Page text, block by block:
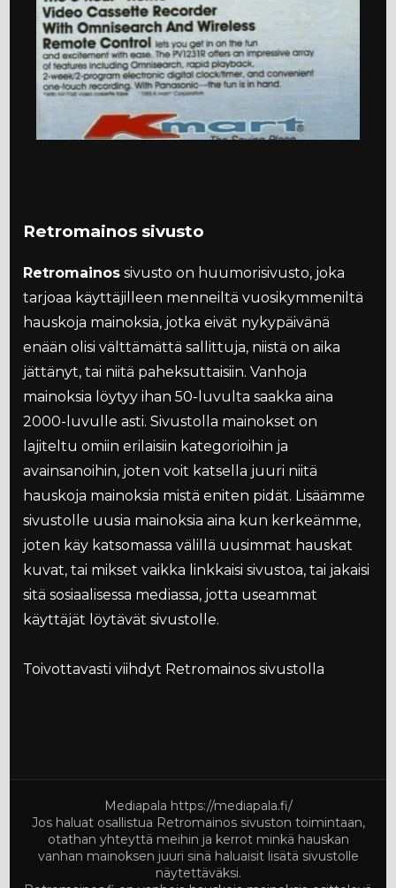
Retromainos sivusto
Retromainos sivusto on huumorisivusto, joka
tarjoaa käyttäjilleen menneiltä vuosikymmeniltä
hauskoja mainoksia, jotka eivät nykypäivänä
enään olisi välttämättä sallittuja, niistä on aika
jättänyt, tai niitä paheksuttaisiin. Vanhoja
mainoksia löytyy ihan 50-luvulta saakka aina
2000-luvulle asti. Sivustolla mainokset on
lajiteltu omiin erilaisiin kategorioihin ja
avainsanoihin, joten voit katsella juuri niitä
hauskoja mainoksia mistä eniten pidät. Lisäämme
sivustolle uusia mainoksia aina kun kerkeämme,
joten käy katsomassa välillä uusimmat hauskat
kuvat, tai mikset vaikka linkkaisi sivustoa, tai jakaisi
sitä sosiaalisessa mediassa, jotta useammat
käyttäjät löytävät sivustolle.
Toivottavasti viihdyt Retromainos sivustolla
Mediapala https://mediapala.fi/
Jos haluat osallistua Retromainos sivuston toimintaan,
otathan yhteyttä meihin ja kerrot minkä hauskan
vanhan mainoksen juuri sinä haluaisit lisätä sivustolle
näytettäväksi.